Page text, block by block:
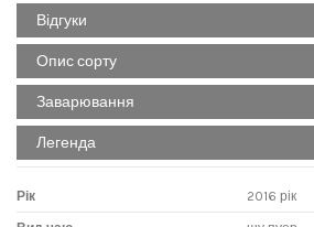
Відгуки
Опис сорту
Заварювання
Легенда
Рік 2016 рік